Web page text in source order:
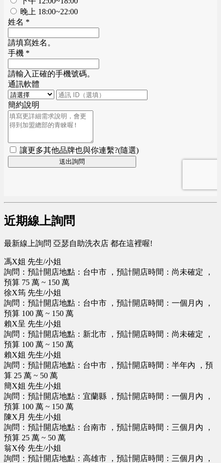
近期線上詢問
最新線上詢問 亞瑟自助洗衣店 都在這裡喔!
馮X姐 先生/小姐
詢問：預計開店地點：台中市 ，預計開店時間：尚未確定 ，
預算 75 萬 ~ 150 萬
徐X筠 先生/小姐
詢問：預計開店地點：台中市 ，預計開店時間：一個月內 ，
預算 100 萬 ~ 150 萬
賴X呈 先生/小姐
詢問：預計開店地點：新北市 ，預計開店時間：尚未確定 ，
預算 100 萬 ~ 150 萬
賴X姐 先生/小姐
詢問：預計開店地點：台中市 ，預計開店時間：半年內 ，預
算 25 萬 ~ 50 萬
簡X姐 先生/小姐
詢問：預計開店地點：宜蘭縣 ，預計開店時間：一個月內 ，
預算 100 萬 ~ 150 萬
陳X月 先生/小姐
詢問：預計開店地點：台南市 ，預計開店時間：三個月內 ，
預算 25 萬 ~ 50 萬
翁X伶 先生/小姐
詢問：預計開店地點：高雄市 ，預計開店時間：三個月內 ，